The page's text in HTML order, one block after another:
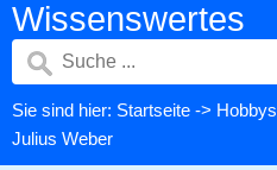
Wissenswertes
Sie sind hier: Startseite -> Hobbys
Julius Weber